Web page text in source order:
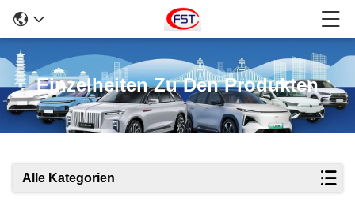
Einzelheiten Zu Den Produkten
Alle Kategorien